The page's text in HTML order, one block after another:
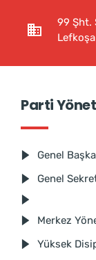
99 Şht.
Lefkoşa
Parti
Genel
Genel
Merkez
Yüksek